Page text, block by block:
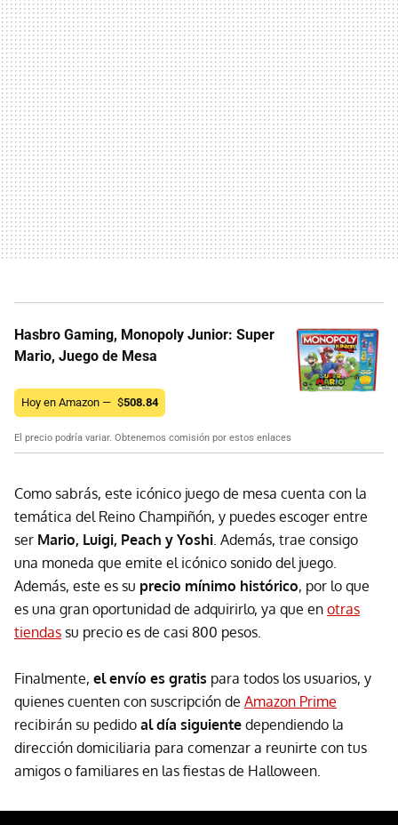
Hasbro Gaming, Monopoly Junior: Super
Mario, Juego de Mesa
Hoy en Amazon — $508.84
El precio podría variar. Obtenemos comisión por estos enlaces
Como sabrás, este icónico juego de mesa cuenta con la
temática del Reino Champiñón, y puedes escoger entre
ser Mario, Luigi, Peach y Yoshi. Además, trae consigo
una moneda que emite el icónico sonido del juego.
Además, este es su precio mínimo histórico, por lo que
es una gran oportunidad de adquirirlo, ya que en otras
tiendas su precio es de casi 800 pesos.
Finalmente, el envío es gratis para todos los usuarios, y
quienes cuenten con suscripción de Amazon Prime
recibirán su pedido al día siguiente dependiendo la
dirección domiciliaria para comenzar a reunirte con tus
amigos o familiares en las fiestas de Halloween.